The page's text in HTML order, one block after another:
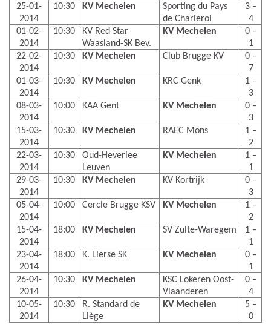
25-01-
2014
10:30 KV Mechelen
Sporting du Pays
de Charleroi
3 –
4
01-02-
2014
10:30
KV Red Star
Waasland-SK Bev.
KV Mechelen
0 –
1
22-02-
2014
10:30 KV Mechelen Club Brugge KV
0 –
7
01-03-
2014
10:30 KV Mechelen KRC Genk
1 –
3
08-03-
2014
10:00 KAA Gent KV Mechelen
0 –
3
15-03-
2014
10:30 KV Mechelen RAEC Mons
1 –
2
22-03-
2014
10:30
Oud-Heverlee
Leuven
KV Mechelen
1 –
1
29-03-
2014
10:30 KV Mechelen KV Kortrijk
0 –
3
05-04-
2014
10:00 Cercle Brugge KSV KV Mechelen
1 –
2
15-04-
2014
18:00 KV Mechelen SV Zulte-Waregem
1 –
1
23-04-
2014
18:00 K. Lierse SK KV Mechelen
0 –
1
26-04-
2014
10:30 KV Mechelen
KSC Lokeren Oost-
Vlaanderen
0 –
4
10-05-
2014
10:30
R. Standard de
Liège
KV Mechelen
5 –
0